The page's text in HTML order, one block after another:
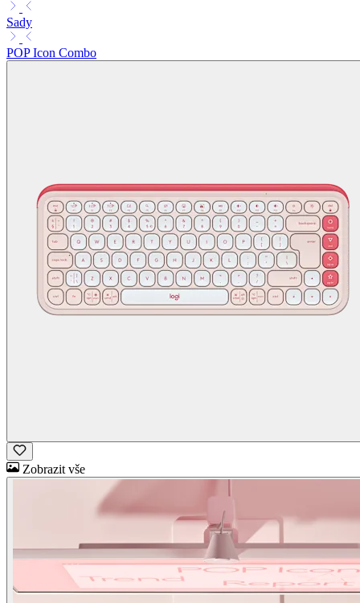
Sady
POP Icon Combo
Zobrazit vše